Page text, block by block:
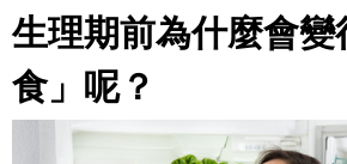
生理期前為什麼會變
食」呢？